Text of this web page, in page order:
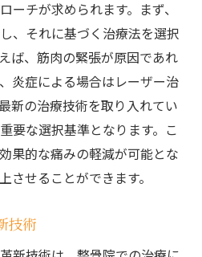
ーチが求められます。まず、
、それに基づく治療法を選択
ば、筋肉の緊張が原因であれ
炎症による場合はレーザー治
新の治療技術を取り入れてい
要な選択基準となります。こ
果的な痛みの軽減が可能とな
させることができます。
技術